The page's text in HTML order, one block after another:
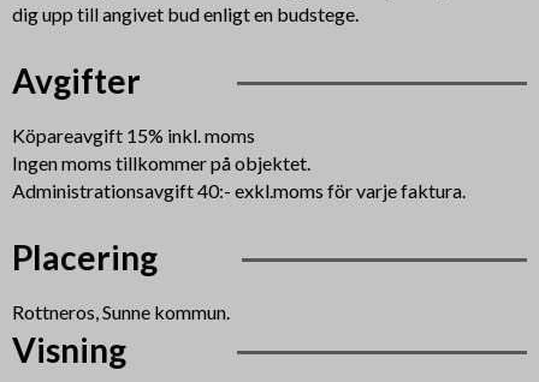
dig upp till angivet bud enligt en budstege.
Avgifter
Köpareavgift 15% inkl. moms
Ingen moms tillkommer på objektet.
Administrationsavgift 40:- exkl.moms för varje faktura.
Placering
Rottneros, Sunne kommun.
Visning